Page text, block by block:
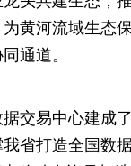
黄河流域生态
通道。
交易中心建成
省打造全国数